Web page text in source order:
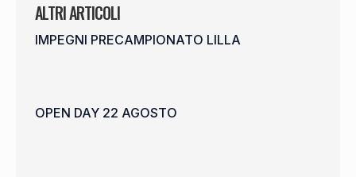
ALTRI ARTICOLI
IMPEGNI PRECAMPIONATO LILLA
OPEN DAY 22 AGOSTO